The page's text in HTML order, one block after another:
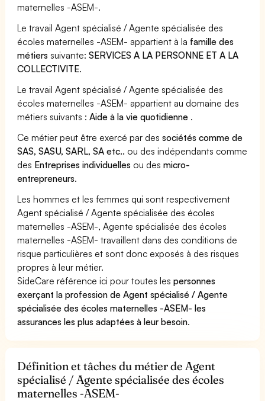
maternelles -ASEM-.
Le travail Agent spécialisé / Agente spécialisée des
écoles maternelles -ASEM- appartient à la famille des
métiers suivante:SERVICES A LA PERSONNE ET A LA
COLLECTIVITE.
Le travail Agent spécialisé / Agente spécialisée des
écoles maternelles -ASEM- appartient au domaine des
métiers suivants :Aide à la vie quotidienne .
Ce métier peut être exercé par dessociétés comme de
SAS, SASU, SARL, SA etc.. ou des indépendants comme
des Entreprises individuelles ou desmicro-
entrepreneurs.
Les hommes et les femmes qui sont respectivement
Agent spécialisé / Agente spécialisée des écoles
maternelles -ASEM-, Agente spécialisée des écoles
maternelles -ASEM- travaillent dans des conditions de
risque particulières et sont donc exposés à des risques
propres à leur métier.
SideCare référence ici pour toutes lespersonnes
exerçant la profession de Agent spécialisé / Agente
spécialisée des écoles maternelles -ASEM- les
assurances les plus adaptées à leur besoin.
Définition et tâches du métier de Agent
spécialisé / Agente spécialisée des écoles
maternelles -ASEM-